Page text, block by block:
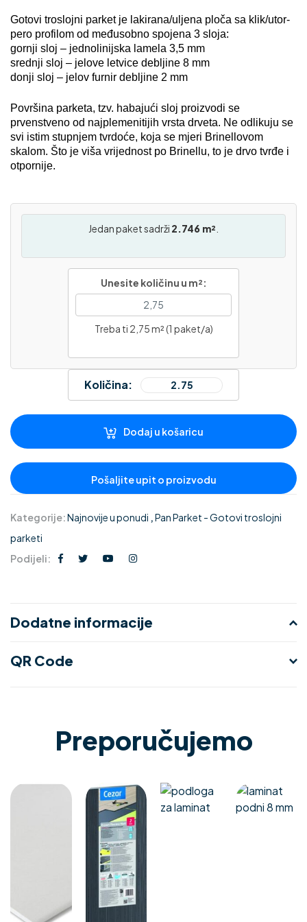
Gotovi troslojni parket je lakirana/uljena ploča sa klik/utor-
pero profilom od međusobno spojena 3 sloja:
gornji sloj – jednolinijska lamela 3,5 mm
srednji sloj – jelove letvice debljine 8 mm
donji sloj – jelov furnir debljine 2 mm
Površina parketa, tzv. habajući sloj proizvodi se
prvenstveno od najplemenitijih vrsta drveta. Ne odlikuju se
svi istim stupnjem tvrdoće, koja se mjeri Brinellovom
skalom. Što je viša vrijednost po Brinellu, to je drvo tvrđe i
otpornije.
Jedan paket sadrži 2.746 m²
Unesite količinu u m²:
Treba ti 2,75 m² (1 paket/a)
Količina:
Dodaj u košaricu
Kategorije:Najnovije u ponudi ,Pan Parket - Gotovi troslojni
parketi
Podijeli:
Dodatne informacije
QR Code
Preporučujemo